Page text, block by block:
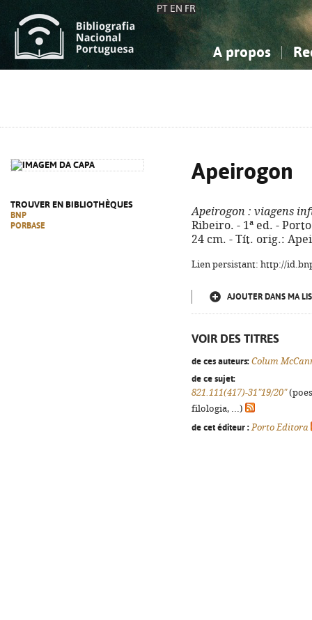
PT EN FR
A propos
TROUVER EN BIBLIOTHÈQUES
BNP
PORBASE
Apeirogon
Apeirogon : viagens
Ribeiro. - 1ª ed. -
24 cm. - Tít. orig.:
Lien persistant: http://
AJOUTER DANS MA
VOIR DES TITRES
de ces auteurs: Colum
de ce sujet:
821.111(417)-31"19/20"
filologia, ...)
de cet éditeur : Porto Editora